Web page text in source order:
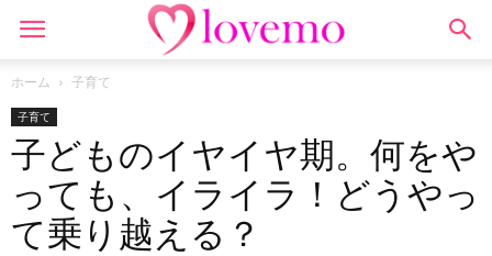
ホーム 子育て
子育て
子どものイヤイヤ期。何をや
っても、イライラ！どうやっ
て乗り越える？